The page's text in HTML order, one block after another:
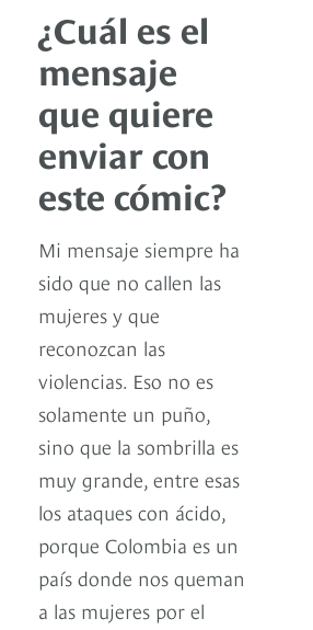
¿Cuál es el
mensaje
que quiere
enviar con
este cómic?
Mi mensaje siempre ha
sido que no callen las
mujeres y que
reconozcan las
violencias. Eso no es
solamente un puño,
sino que la sombrilla es
muy grande, entre esas
los ataques con ácido,
porque Colombia es un
país donde nos queman
a las mujeres por el